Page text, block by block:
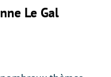
Le Gal